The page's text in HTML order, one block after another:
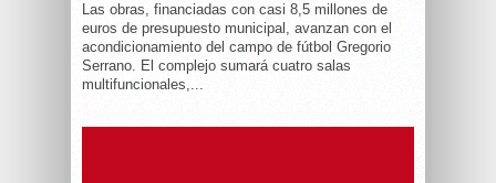
Las obras, financiadas con casi 8,5 millones de
euros de presupuesto municipal, avanzan con el
acondicionamiento del campo de fútbol Gregorio
Serrano. El complejo sumará cuatro salas
multifuncionales,...